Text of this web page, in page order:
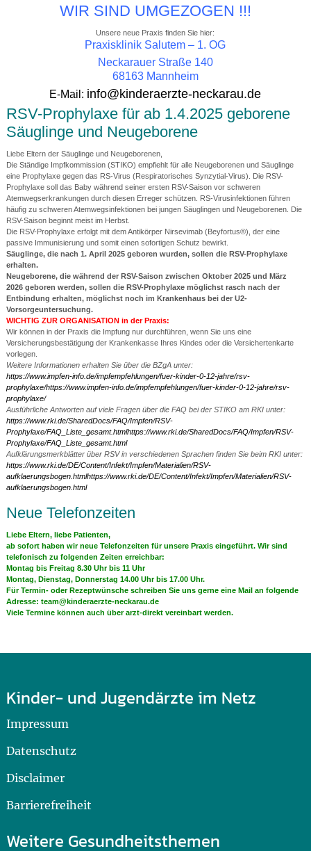
WIR SIND UMGEZOGEN !!!
Unsere neue Praxis finden Sie hier:
Praxisklinik Salutem – 1. OG
Neckarauer Straße 140
68163 Mannheim
E-Mail: info@kinderaerzte-neckarau.de
RSV-Prophylaxe für ab 1.4.2025 geborene
Säuglinge und Neugeborene
Liebe Eltern der Säuglinge und Neugeborenen,
Die Ständige Impfkommission (STIKO) empfiehlt für alle Neugeborenen und Säuglinge
eine Prophylaxe gegen das RS-Virus (Respiratorisches Synzytial-Virus). Die RSV-
Prophylaxe soll das Baby während seiner ersten RSV-Saison vor schweren
Atemwegserkrankungen durch diesen Erreger schützen. RS-Virusinfektionen führen
häufig zu schweren Atemwegsinfektionen bei jungen Säuglingen und Neugeborenen. Die
RSV-Saison beginnt meist im Herbst.
Die RSV-Prophylaxe erfolgt mit dem Antikörper Nirsevimab (Beyfortus®), der eine
passive Immunisierung und somit einen sofortigen Schutz bewirkt.
Säuglinge, die nach 1. April 2025 geboren wurden, sollen die RSV-Prophylaxe
erhalten.
Neugeborene, die während der RSV-Saison zwischen Oktober 2025 und März
2026 geboren werden, sollen die RSV-Prophylaxe möglichst rasch nach der
Entbindung erhalten, möglichst noch im Krankenhaus bei der U2-
Vorsorgeuntersuchung.
WICHTIG ZUR ORGANISATION in der Praxis:
Wir können in der Praxis die Impfung nur durchführen, wenn Sie uns eine
Versicherungsbestätigung der Krankenkasse Ihres Kindes oder die Versichertenkarte
vorlegen.
Weitere Informationen erhalten Sie über die BZgA unter:
https://www.impfen-info.de/impfempfehlungen/fuer-kinder-0-12-jahre/rsv-
prophylaxe/https://www.impfen-info.de/impfempfehlungen/fuer-kinder-0-12-jahre/rsv-
prophylaxe/
Ausführliche Antworten auf viele Fragen über die FAQ bei der STIKO am RKI unter:
https://www.rki.de/SharedDocs/FAQ/Impfen/RSV-
Prophylaxe/FAQ_Liste_gesamt.htmlhttps://www.rki.de/SharedDocs/FAQ/Impfen/RSV-
Prophylaxe/FAQ_Liste_gesamt.html
Aufklärungsmerkblätter über RSV in verschiedenen Sprachen finden Sie beim RKI unter:
https://www.rki.de/DE/Content/Infekt/Impfen/Materialien/RSV-
aufklaerungsbogen.htmlhttps://www.rki.de/DE/Content/Infekt/Impfen/Materialien/RSV-
aufklaerungsbogen.html
Neue Telefonzeiten
Liebe Eltern, liebe Patienten,
ab sofort haben wir neue Telefonzeiten für unsere Praxis eingeführt. Wir sind
telefonisch zu folgenden Zeiten erreichbar:
Montag bis Freitag 8.30 Uhr bis 11 Uhr
Montag, Dienstag, Donnerstag 14.00 Uhr bis 17.00 Uhr.
Für Termin- oder Rezeptwünsche schreiben Sie uns gerne eine Mail an folgende
Adresse: team@kinderaerzte-neckarau.de
Viele Termine können auch über arzt-direkt vereinbart werden.
Kinder- und Jugendärzte im Netz
Impressum
Datenschutz
Disclaimer
Barrierefreiheit
Weitere Gesundheitsthemen